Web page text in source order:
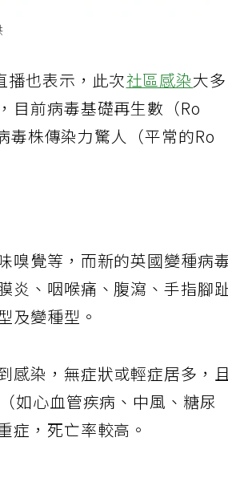
播也表示，此次社區感染大
目前病毒基礎再生數（Ro
毒株傳染力驚人（平常的Ro
嗅覺等，而新的英國變種病
炎、咽喉痛、腹瀉、手指腳
及變種型。
感染，無症狀或輕症居多，
如心血管疾病、中風、糖尿
症，死亡率較高。